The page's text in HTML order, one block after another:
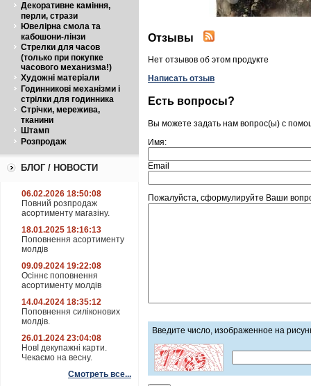
Декоративне каміння,
перли, стрази
Ювелірна смола та
кабошони-лінзи
Стрелки для часов
(только при покупке
часового механизма!)
Художні матеріали
Годинникові механізми і
стрілки для годинника
Стрічки, мережива,
тканини
Штамп
Розпродаж
БЛОГ / НОВОСТИ
06.02.2026 18:50:08
Повний розпродаж
асортименту магазіну.
18.01.2025 18:16:13
Поповнення асортименту
молдів
09.09.2024 19:22:08
Осіннє поповнення
асортименту молдів
14.04.2024 18:35:12
Поповнення силіконових
молдів.
26.01.2024 23:04:08
НовІ декупажні карти.
Чекаємо на весну.
Смотреть все...
Отзывы
Нет отзывов об этом продукте
Написать отзыв
Есть вопросы?
Вы можете задать нам вопрос(ы) с
Имя:
Email
Пожалуйста, сформулируйте Ваши
Введите число, изображенное на